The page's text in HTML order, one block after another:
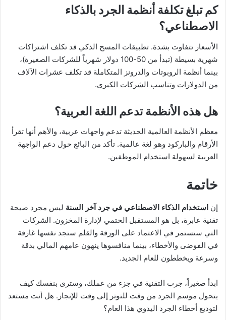
كم تبلغ تكلفة أنظمة الجرد بالذكاء
الاصطناعي؟
الأسعار تتفاوت بشدة. تطبيقات المسح الذكي قد تكلف اشتراكات
شهرية بسيطة (تبدأ من 50-100 دولار شهرياً للشركات الصغيرة)،
بينما أنظمة الروبوتات والدرونز المتكاملة قد تكلف عشرات الآلاف
من الدولارات وتناسب الشركات الكبرى.
هل هذه الأنظمة تدعم اللغة العربية؟
معظم الأنظمة العالمية الحديثة تدعم واجهات عربية، والأهم أنها تقرأ
الأرقام والباركود وهو لغة عالمية. تأكد من البائع حول دعم الواجهة
العربية لسهولة استخدام الموظفين.
خاتمة
إن استخدام الذكاء الاصطناعي في جرد آخر السنة ليس مجرد صيحة
تقنية عابرة، بل هو المستقبل الحتمي لإدارة المخزون. الشركات
التي ستستمر في الاعتماد على الورقة والقلم ستجد نفسها غارقة
في الفوضى والأخطاء، بينما منافسوها ينهون عامهم المالي بدقة
وسرعة ويخططون للعام الجديد.
ابدأ صغيراً، جرب التقنية في جزء من عملك، وسترى بنفسك كيف
يتحول موسم الجرد من وقت للتوتر إلى وقت للإنجاز. هل أنت مستعد
لتوديع أخطاء الجرد اليدوي هذا العام؟